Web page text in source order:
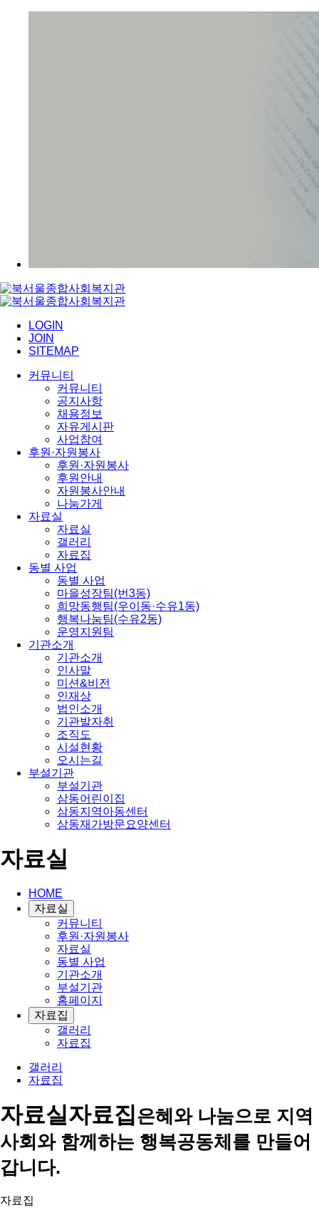
LOGIN
JOIN
SITEMAP
커뮤니티
커뮤니티
공지사항
채용정보
자유게시판
사업참여
후원·자원봉사
후원·자원봉사
후원안내
자원봉사안내
나눔가게
자료실
자료실
갤러리
자료집
동별 사업
동별 사업
마을성장팀(번3동)
희망동행팀(우이동·수유1동)
행복나눔팀(수유2동)
운영지원팀
기관소개
기관소개
인사말
미션&비전
인재상
법인소개
기관발자취
조직도
시설현황
오시는길
부설기관
부설기관
삼동어린이집
삼동지역아동센터
삼동재가방문요양센터
자료실
HOME
자료실
커뮤니티
후원·자원봉사
자료실
동별 사업
기관소개
부설기관
홈페이지
자료집
갤러리
자료집
갤러리
자료집
자료실자료집은혜와 나눔으로 지역
사회와 함께하는 행복공동체를 만들어
갑니다.
자료집